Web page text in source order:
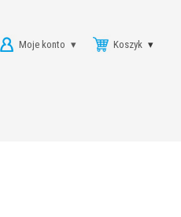
Koszyk
Moje konto